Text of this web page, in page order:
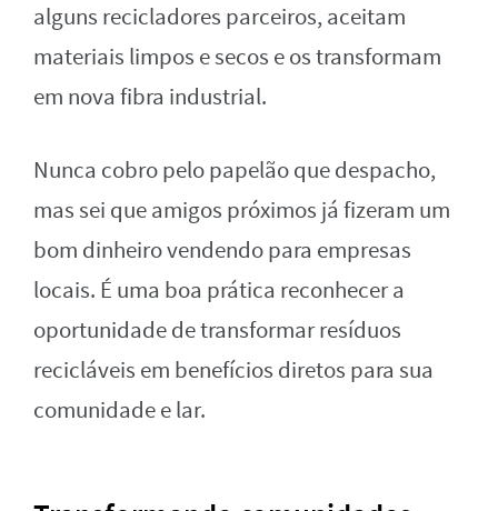
alguns recicladores parceiros, aceitam
materiais limpos e secos e os transformam
em nova fibra industrial.
Nunca cobro pelo papelão que despacho,
mas sei que amigos próximos já fizeram um
bom dinheiro vendendo para empresas
locais. É uma boa prática reconhecer a
oportunidade de transformar resíduos
recicláveis em benefícios diretos para sua
comunidade e lar.